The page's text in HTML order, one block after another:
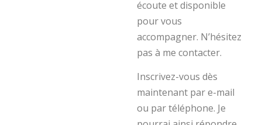
écoute et disponible
pour vous
accompagner. N’hésitez
pas à me contacter.
Inscrivez-vous dès
maintenant par e-mail
ou par téléphone. Je